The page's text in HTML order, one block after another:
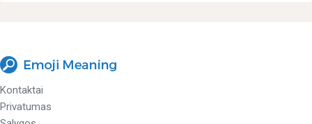
Kontaktai
Privatumas